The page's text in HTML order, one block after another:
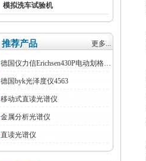
模拟洗车试验机
推荐产品 更多...
德国仪力信Erichsen430P电动划格试验仪
德国byk光泽度仪4563
移动式直读光谱仪
金属分析光谱仪
直读光谱仪